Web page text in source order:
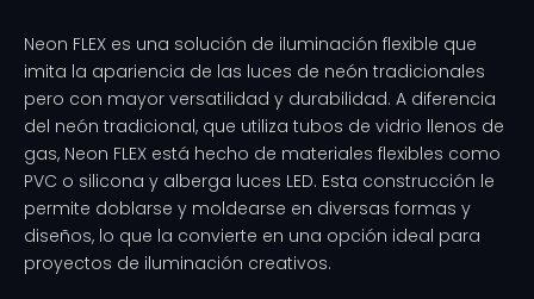
Neon FLEX es una solución de iluminación flexible que
imita la apariencia de las luces de neón tradicionales
pero con mayor versatilidad y durabilidad. A diferencia
del neón tradicional, que utiliza tubos de vidrio llenos de
gas, Neon FLEX está hecho de materiales flexibles como
PVC o silicona y alberga luces LED. Esta construcción le
permite doblarse y moldearse en diversas formas y
diseños, lo que la convierte en una opción ideal para
proyectos de iluminación creativos.